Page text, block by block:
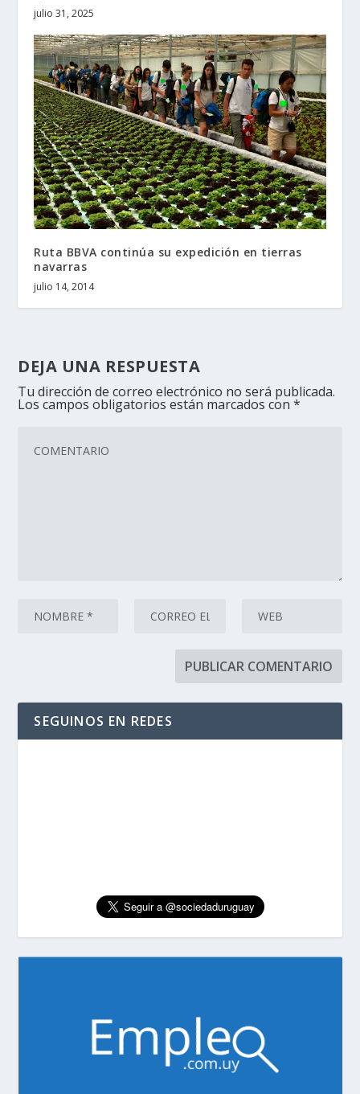
julio 31, 2025
Ruta BBVA continúa su expedición en tierras
navarras
julio 14, 2014
DEJA UNA RESPUESTA
Tu dirección de correo electrónico no será publicada.
Los campos obligatorios están marcados con*
SEGUINOS EN REDES